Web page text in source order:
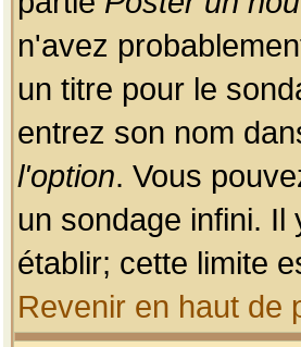
n'avez
un titre pour le
entrez son nom
l'option. Vous
un sondage infini.
établir; cette limite
Revenir en haut de